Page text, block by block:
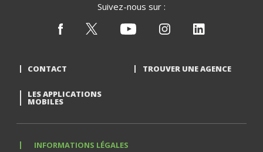
Suivez-nous sur :
CONTACT TROUVER UNE AGENCE
LES APPLICATIONS
MOBILES
INFORMATIONS LÉGALES